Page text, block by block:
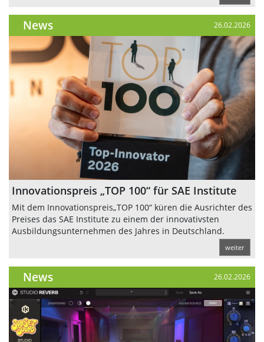
News 26.02.2026
Innovationspreis „TOP 100“ für SAE Institute
Mit dem Innovationspreis„TOP 100“ küren die Ausrichter des
Preises das SAE Institute zu einem der innovativsten
Ausbildungsunternehmen des Jahres in Deutschland.
weiter
News 26.02.2026